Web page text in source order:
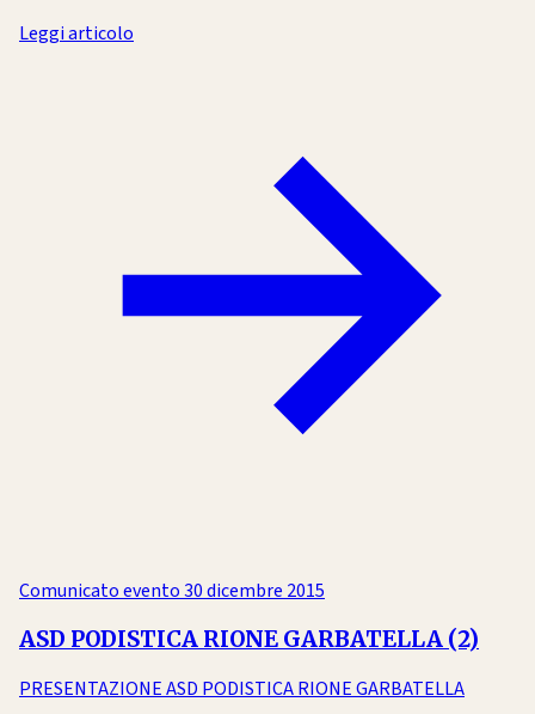
Leggi articolo
Comunicato evento30 dicembre 2015
ASD PODISTICA RIONE GARBATELLA (2)
PRESENTAZIONE ASD PODISTICA RIONE GARBATELLA